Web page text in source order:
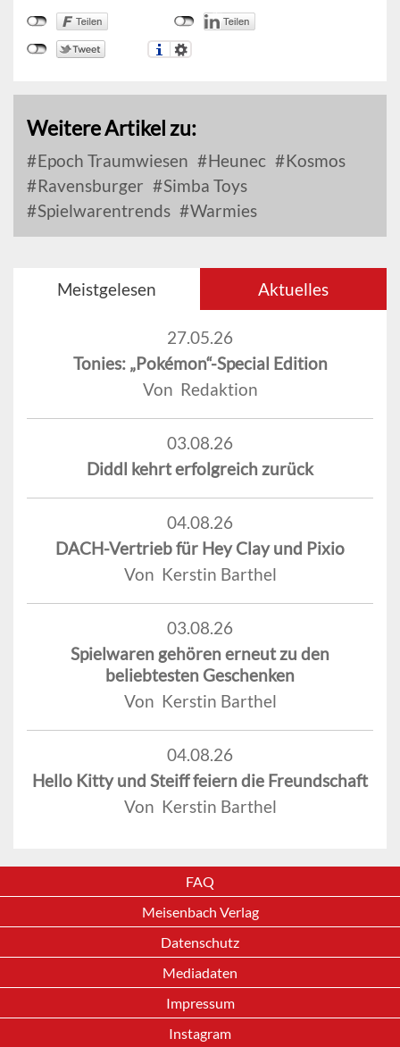
Weitere Artikel zu:
Epoch Traumwiesen Heunec
Kosmos
Ravensburger
Simba Toys
Spielwarentrends
Warmies
Meistgelesen Aktuelles
27.05.26
Tonies: „Pokémon“-Special Edition
Von Redaktion
03.08.26
Diddl kehrt erfolgreich zurück
04.08.26
DACH-Vertrieb für Hey Clay und Pixio
Von Kerstin Barthel
03.08.26
Spielwaren gehören erneut zu den
beliebtesten Geschenken
Von Kerstin Barthel
04.08.26
Hello Kitty und Steiff feiern die Freundschaft
Von Kerstin Barthel
FAQ
Meisenbach Verlag
Datenschutz
Mediadaten
Impressum
Instagram